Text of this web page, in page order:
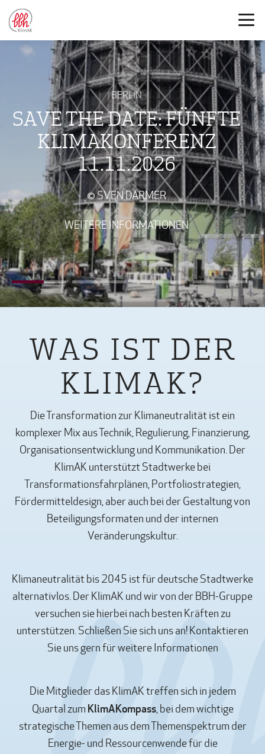
BERLIN
SAVE THE DATE: FÜNFTE
KLIMAKONFERENZ
11.11.2026
© SVEN DARMER
WEITERE INFORMATIONEN
WAS IST DER
KLIMAK?
Die Transformation zur Klimaneutralität ist ein
komplexer Mix aus Technik, Regulierung, Finanzierung,
Organisationsentwicklung und Kommunikation. Der
KlimAK unterstützt Stadtwerke bei
Transformationsfahrplänen, Portfoliostrategien,
Fördermitteldesign, aber auch bei der Gestaltung von
Beteiligungsformaten und der internen
Veränderungskultur.
Klimaneutralität bis 2045 ist für deutsche Stadtwerke
alternativlos. Der KlimAK und wir von der BBH-Gruppe
versuchen sie hierbei nach besten Kräften zu
unterstützen. Schließen Sie sich uns an! Kontaktieren
Sie uns gern für weitere Informationen
Die Mitglieder das KlimAK treffen sich in jedem
Quartal zum KlimAKompass, bei dem wichtige
strategische Themen aus dem Themenspektrum der
Energie- und Ressourcenwende für die